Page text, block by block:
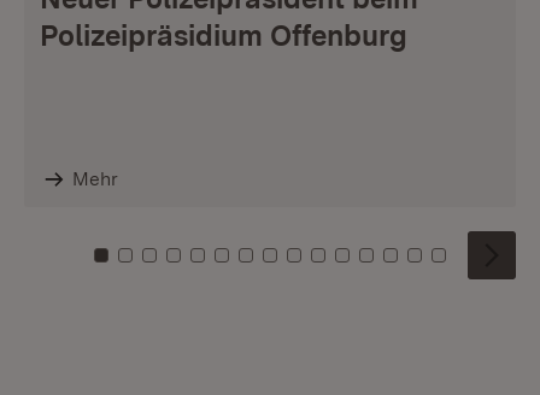
Polizeipräsidium Offenburg
Mehr
Zu Kachel: 0
Zu Kachel: 1
Zu Kachel: 2
Zu Kachel: 3
Zu Kachel: 4
Zu Kachel: 5
Zu Kachel: 6
Zu Kachel: 7
Zu Kachel: 8
Zu Kachel: 9
Zu Kachel: 10
Zu Kachel: 11
Zu Kachel: 12
Zu Kachel:
Zu